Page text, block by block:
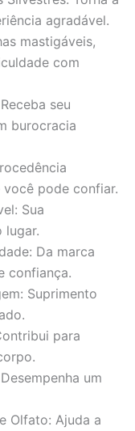
agradável.
mastigáveis,
com
seu
burocracia
você pode confiar.
Sua
lugar.
Da marca
confiança.
Suprimento
para
um
Olfato: Ajuda a